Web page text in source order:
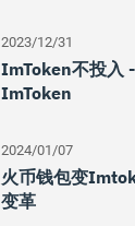
2023/12/31
ImToken不投入
ImToken
2024/01/07
火币钱包变
变革